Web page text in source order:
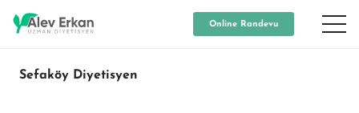
Online Randevu
Sefaköy Diyetisyen